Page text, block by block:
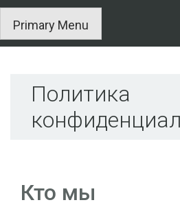
Primary Menu
Политика
Кто мы